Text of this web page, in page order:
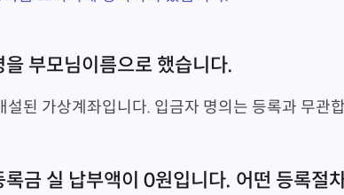
부모님이름으로 했습니다.
된 가상계좌입니다. 입금자 명의는 등록과 무관
금 실 납부액이 0원입니다. 어떤 등록절